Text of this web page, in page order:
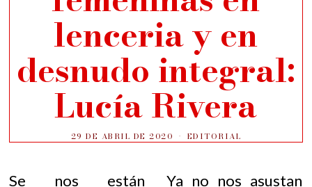
lenceria y en
desnudo integral:
Lucía Rivera
29 DE ABRIL DE 2020 EDITORIAL
Se nos están
Ya no nos asustan